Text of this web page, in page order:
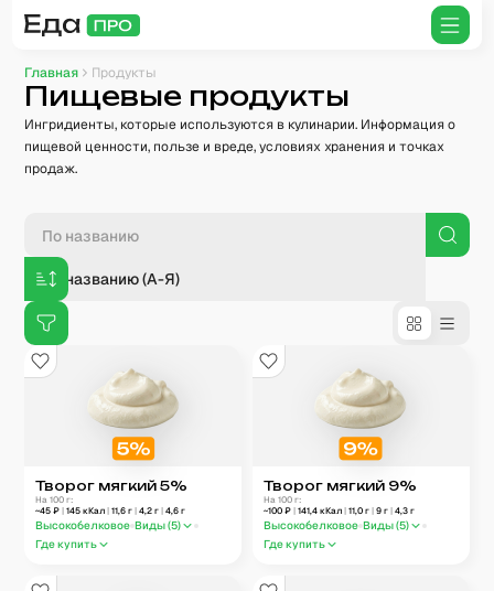
Главная Продукты
Пищевые продукты
Ингридиенты, которые используются в кулинарии. Информация о
пищевой ценности, пользе и вреде, условиях хранения и точках
продаж.
По названию (А-Я)
Творог мягкий 5%
На 100 г:
~45 ₽| 145 кКал| 11,6 г| 4,2 г| 4,6 г
Высокобелковое Виды (5)
Где купить
Творог мягкий 9%
На 100 г:
~100 ₽ | 141,4 кКал | 11,0 г | 9 г | 4,3 г
Высокобелковое Виды (5)
Где купить